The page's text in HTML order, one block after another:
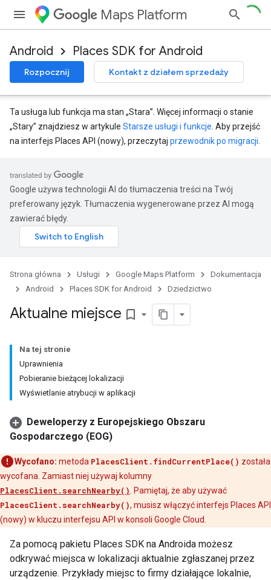
Maps Platform
Android Places SDK for Android
Rozpocznij Kontakt z działem sprzedaży
Ta usługa lub funkcja ma stan „Stara”. Więcej informacji o stanie
„Stary” znajdziesz w artykule Starsze usługi i funkcje . Aby przejść
na interfejs Places API (nowy), przeczytaj przewodnik po migracji
Google używa technologii AI do tłumaczenia treści na Twój
preferowany język. Tłumaczenia wygenerowane przez AI mogą
zawierać błędy.
Strona główna Usługi Google Maps Platform
Dokumentacja
Android
Places SDK for Android Dziedzictwo
Aktualne miejsce bookmark_border
Na tej stronie
Uprawnienia
Pobieranie bieżącej lokalizacji
Wyświetlanie atrybucji w aplikacji
Deweloperzy z Europejskiego Obszaru
Gospodarczego (EOG)
Wycofano: metoda PlacesClient.findCurrentPlace() została
wycofana. Zamiast niej używaj kolumny
PlacesClient.searchNearby()
. Pamiętaj, że aby używać
PlacesClient.searchNearby(), musisz włączyć interfejs Places API
(nowy) w kluczu interfejsu API w konsoli Google Cloud.
Za pomocą pakietu Places SDK na Androida możesz
odkrywać miejsca w lokalizacji aktualnie zgłaszanej przez
urządzenie. Przykłady miejsc to firmy działające lokalnie,